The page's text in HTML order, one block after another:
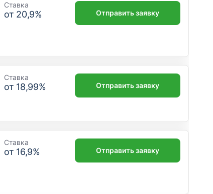
Ставка
от 20,9% Отправить заявку
Ставка
от 18,99% Отправить заявку
Ставка
от 16,9% Отправить заявку